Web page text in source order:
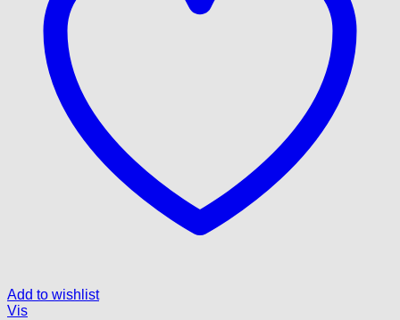
Add to wishlist
Vis